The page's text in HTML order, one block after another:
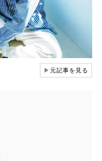
▶元記事を見る